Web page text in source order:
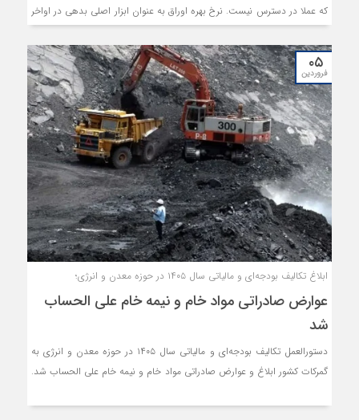
که عملا در دسترس نیست. نرخ بهره اوراق به عنوان ابزار اصلی بدهی در اواخر
بهره‌برداری پروژه‌ها در ایران (۲.۷برابر میانگین جهانی) و محدودیت اعتباری
شرکت‌ها، سه مانع بزرگ پیش روی تامین مالی سنتی هستند.
۰۵
فروردین
ابلاغ تکالیف بودجه‌ای و مالیاتی سال ۱۴۰۵ در حوزه معدن و انرژی؛
عوارض صادراتی مواد خام و نیمه خام علی الحساب
شد
دستورالعمل تکالیف بودجه‌ای و مالیاتی سال ۱۴۰۵ در حوزه معدن و انرژی به
گمرکات کشور ابلاغ و عوارض صادراتی مواد خام و نیمه خام علی الحساب شد.